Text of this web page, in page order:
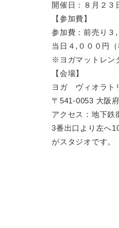
開催日：８月２３
【参加費】
参加費：前売り３,
当日４,０００円（
※ヨガマットレン
【会場】
ヨガ ヴィオラト
〒541-0053 大阪
アクセス：地下鉄
3番出口より左へ
がスタジオです。